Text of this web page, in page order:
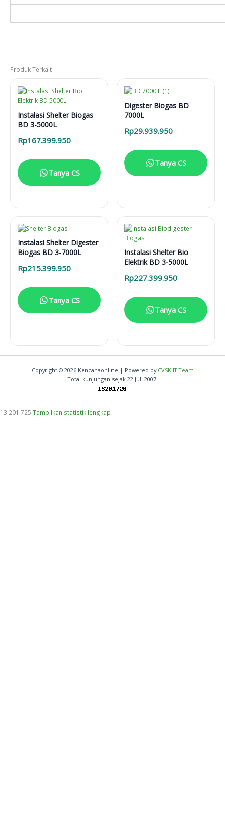
Produk Terkait
Instalasi Shelter Biogas
BD 3-5000L
Rp167.399.950
Tanya CS
Digester Biogas BD
7000L
Rp29.939.950
Tanya CS
Instalasi Shelter Digester
Biogas BD 3-7000L
Rp215.399.950
Tanya CS
Instalasi Shelter Bio
Elektrik BD 3-5000L
Rp227.399.950
Tanya CS
Copyright © 2026 Kencanaonline | Powered by CVSK IT Team
Total kunjungan sejak 22 Juli 2007:
13.201.725 Tampilkan statistik lengkap